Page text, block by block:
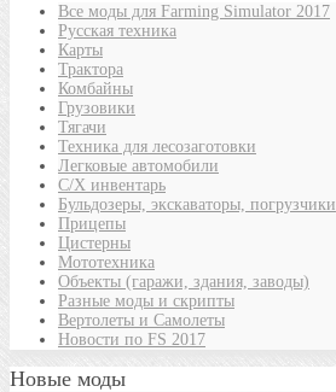
Все моды для Farming Simulator 2017
Русская техника
Карты
Трактора
Комбайны
Грузовики
Тягачи
Техника для лесозаготовки
Легковые автомобили
С/Х инвентарь
Бульдозеры, экскаваторы, погрузчики
Прицепы
Цистерны
Мототехника
Объекты (гаражи, здания, заводы)
Разные моды и скрипты
Вертолеты и Самолеты
Новости по FS 2017
Новые моды